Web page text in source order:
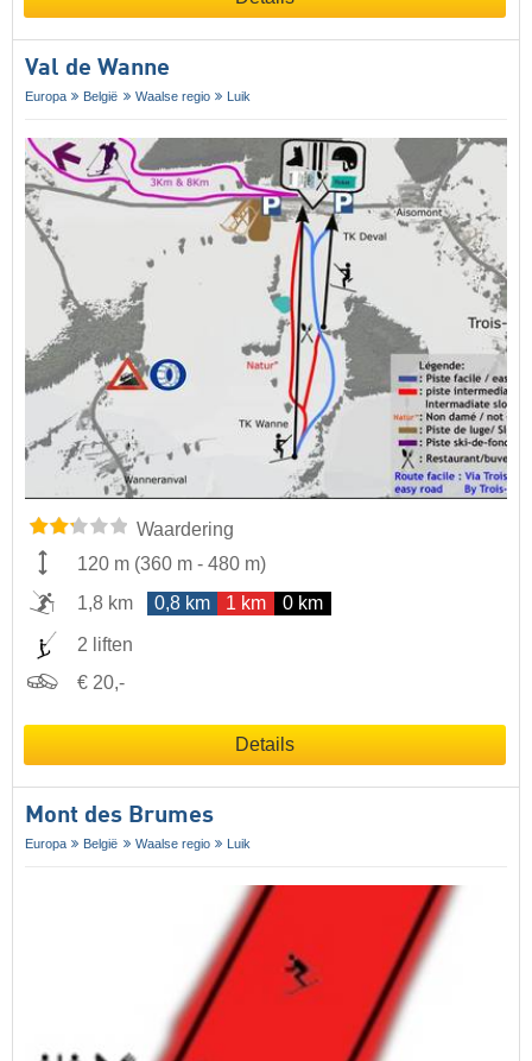
Val de Wanne
Europa België Waalse regio Luik
Waardering
120 m (360 m - 480 m)
1,8 km
0,8 km 1 km 0 km
2 liften
€ 20,-
Details
Mont des Brumes
Europa België Waalse regio Luik